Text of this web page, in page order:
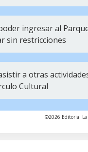
ingresar al
sin restricciones
a otras
Cultural
©2026 Editorial La